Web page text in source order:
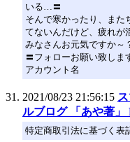
いる…〓
そんで寒かったり、ま
てないんだけど、疲れが
みなさんお元気ですか～
〓フォローお願い致しま
アカウント名
2021/08/23 21:56:15
ルブログ 「あや著」
特定商取引法に基づく表